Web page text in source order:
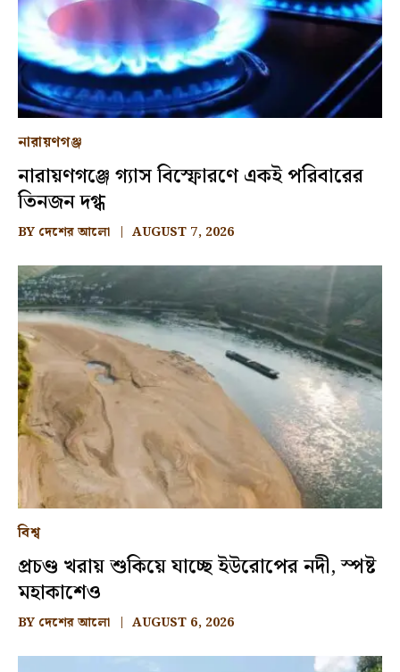
নারায়ণগঞ্জ
নারায়ণগঞ্জে গ্যাস বিস্ফোরণে একই পরিবারের
তিনজন দগ্ধ
BY দেশের আলো AUGUST 7, 2026
বিশ্ব
প্রচণ্ড খরায় শুকিয়ে যাচ্ছে ইউরোপের নদী, স্পষ্ট
মহাকাশেও
BY দেশের আলো AUGUST 6, 2026